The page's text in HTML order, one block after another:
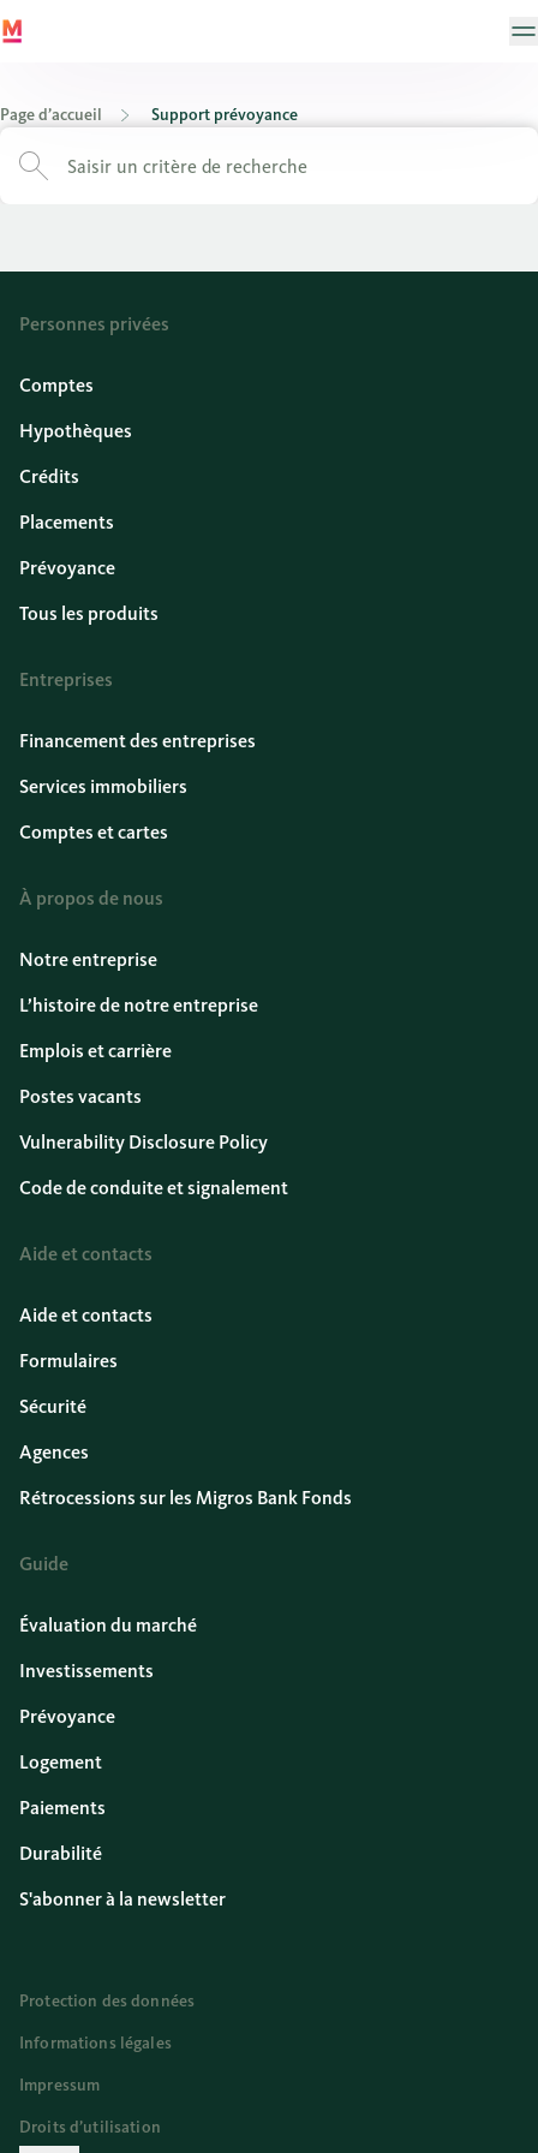
Page d’accueil Support prévoyance
Personnes privées
Comptes
Hypothèques
Crédits
Placements
Prévoyance
Tous les produits
Entreprises
Financement des entreprises
Services immobiliers
Comptes et cartes
À propos de nous
Notre entreprise
L’histoire de notre entreprise
Emplois et carrière
Postes vacants
Vulnerability Disclosure Policy
Code de conduite et signalement
Aide et contacts
Aide et contacts
Formulaires
Sécurité
Agences
Rétrocessions sur les Migros Bank Fonds
Guide
Évaluation du marché
Investissements
Prévoyance
Logement
Paiements
Durabilité
S'abonner à la newsletter
Protection des données
Informations légales
Impressum
Droits d’utilisation